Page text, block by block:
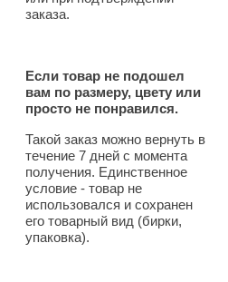
заказа.
Если товар не подошел
вам по размеру, цвету или
просто не понравился.
Такой заказ можно вернуть в
течение 7 дней с момента
получения. Единственное
условие - товар не
использовался и сохранен
его товарный вид (бирки,
упаковка).